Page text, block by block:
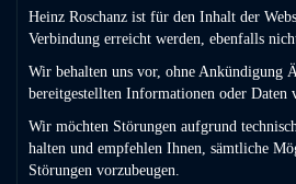
Heinz Roschanz ist für den Inhalt der
Verbindung erreicht werden, ebenfalls
Wir behalten uns vor, ohne Ankündigung
bereitgestellten Informationen oder Daten
Wir möchten Störungen aufgrund
halten und empfehlen Ihnen, sämtliche
Störungen vorzubeugen.